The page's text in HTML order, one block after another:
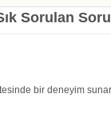
Sorulan
bir deneyim